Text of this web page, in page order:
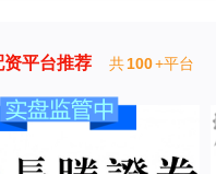
资平台推荐 共100+平台